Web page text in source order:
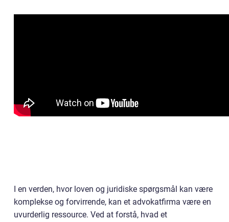
I en verden, hvor loven og juridiske spørgsmål kan være
komplekse og forvirrende, kan et advokatfirma være en
uvurderlig ressource. Ved at forstå, hvad et